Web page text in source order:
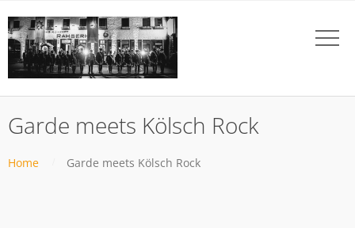
Garde meets Kölsch Rock
Home Garde meets Kölsch Rock